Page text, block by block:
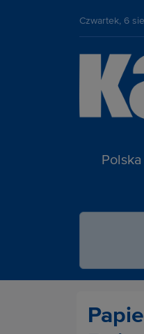
Czwartek, 6
Polska